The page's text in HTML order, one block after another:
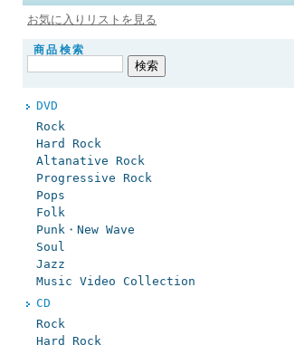
お気に入りリストを見る
商品検索
DVD
Rock
Hard Rock
Altanative Rock
Progressive Rock
Pops
Folk
Punk・New Wave
Soul
Jazz
Music Video Collection
CD
Rock
Hard Rock